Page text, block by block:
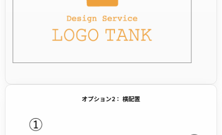
オプション2： 横配置